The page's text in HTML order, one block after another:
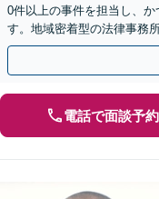
0件以上の事件を担当し、
す。地域密着型の法律事務
い、「迅速かつ有利」な解
電話で面談予約